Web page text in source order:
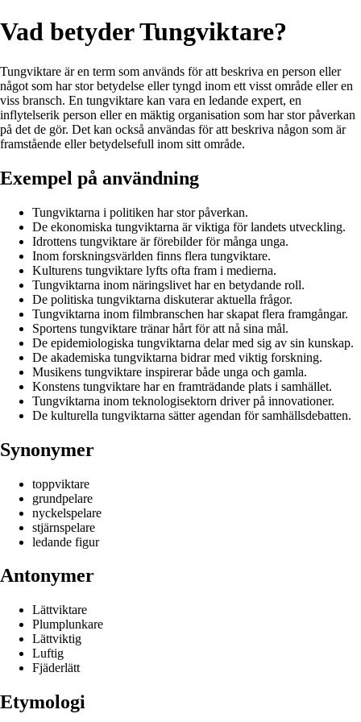
Vad betyder Tungviktare?
Tungviktare är en term som används för att beskriva en person eller
något som har stor betydelse eller tyngd inom ett visst område eller en
viss bransch. En tungviktare kan vara en ledande expert, en
inflytelserik person eller en mäktig organisation som har stor påverkan
på det de gör. Det kan också användas för att beskriva någon som är
framstående eller betydelsefull inom sitt område.
Exempel på användning
Tungviktarna i politiken har stor påverkan.
De ekonomiska tungviktarna är viktiga för landets utveckling.
Idrottens tungviktare är förebilder för många unga.
Inom forskningsvärlden finns flera tungviktare.
Kulturens tungviktare lyfts ofta fram i medierna.
Tungviktarna inom näringslivet har en betydande roll.
De politiska tungviktarna diskuterar aktuella frågor.
Tungviktarna inom filmbranschen har skapat flera framgångar.
Sportens tungviktare tränar hårt för att nå sina mål.
De epidemiologiska tungviktarna delar med sig av sin kunskap.
De akademiska tungviktarna bidrar med viktig forskning.
Musikens tungviktare inspirerar både unga och gamla.
Konstens tungviktare har en framträdande plats i samhället.
Tungviktarna inom teknologisektorn driver på innovationer.
De kulturella tungviktarna sätter agendan för samhällsdebatten.
Synonymer
toppviktare
grundpelare
nyckelspelare
stjärnspelare
ledande figur
Antonymer
Lättviktare
Plumplunkare
Lättviktig
Luftig
Fjäderlätt
Etymologi